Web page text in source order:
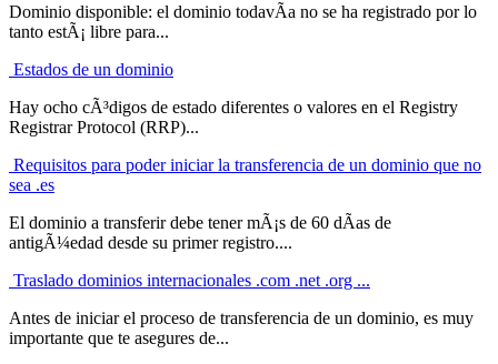
Dominio disponible: el dominio todavÃ­a no se ha registrado por lo
tanto estÃ¡ libre para...
Estados de un dominio
Hay ocho cÃ³digos de estado diferentes o valores en el Registry
Registrar Protocol (RRP)...
Requisitos para poder iniciar la transferencia de un dominio que no
sea .es
El dominio a transferir debe tener mÃ¡s de 60 dÃ­as de
antigÃ¼edad desde su primer registro....
Traslado dominios internacionales .com .net .org ...
Antes de iniciar el proceso de transferencia de un dominio, es muy
importante que te asegures de...